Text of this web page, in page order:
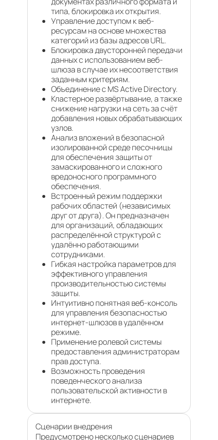
типа, блокировка их открытия.
Управление доступом к веб-
ресурсам на основе множества
категорий из базы адресов URL.
Блокировка двусторонней передачи
данных с использованием веб-
шлюза в случае их несоответствия
заданным критериям.
Объединение с MS Active Directory.
Кластерное развёртывание, а также
снижение нагрузки на сеть за счёт
добавления новых обрабатывающих
узлов.
Анализ вложений в безопасной
изолированной среде песочницы
для обеспечения защиты от
замаскированного и сложного
вредоносного программного
обеспечения.
Встроенный режим поддержки
рабочих областей (независимых
друг от друга). Он предназначен
для организаций, обладающих
распределённой структурой с
удалённо работающими
сотрудниками.
Гибкая настройка параметров для
эффективного управления
производительностью системы
защиты.
Интуитивно понятная веб-консоль
для управления безопасностью
интернет-шлюзов в удалённом
режиме.
Применение ролевой системы
предоставления администраторам
прав доступа.
Возможность проведения
поведенческого анализа
пользовательской активности в
интернете.
Сценарии внедрения
Предусмотрено несколько сценариев